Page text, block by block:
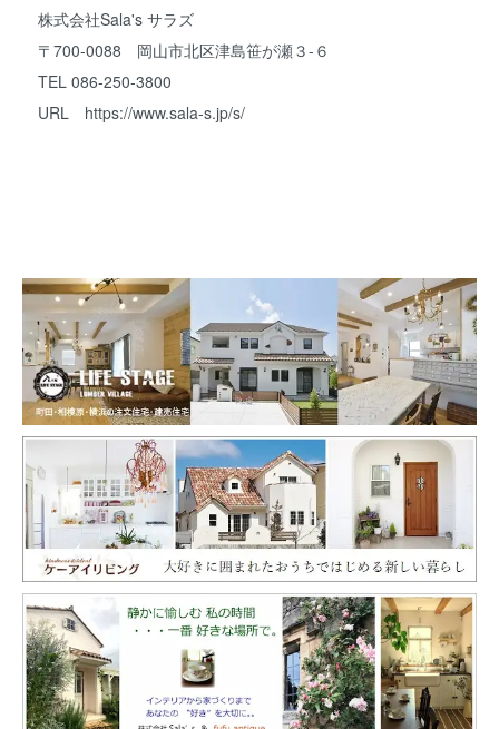
株式会社Sala's サラズ
〒700-0088 岡山市北区津島笹が瀬３-６
TEL 086-250-3800
URL https://www.sala-s.jp/s/